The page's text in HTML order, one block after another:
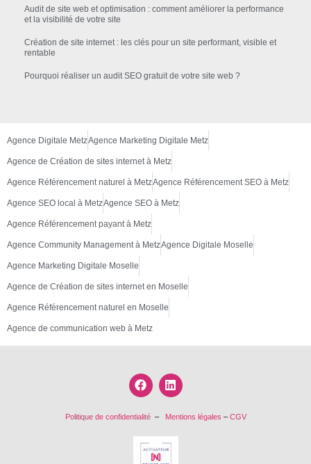
Audit de site web et optimisation : comment améliorer la performance
et la visibilité de votre site
Création de site internet : les clés pour un site performant, visible et
rentable
Pourquoi réaliser un audit SEO gratuit de votre site web ?
Agence Digitale MetzAgence Marketing Digitale Metz
Agence de Création de sites internet à Metz
Agence Référencement naturel à MetzAgence Référencement SEO à Metz
Agence SEO local à MetzAgence SEO à Metz
Agence Référencement payant à Metz
Agence Community Management à MetzAgence Digitale Moselle
Agence Marketing Digitale Moselle
Agence de Création de sites internet en Moselle
Agence Référencement naturel en Moselle
Agence de communication web à Metz
Politique de confidentialité– Mentions légales – CGV